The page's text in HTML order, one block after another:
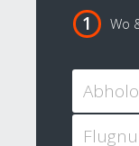
Wo